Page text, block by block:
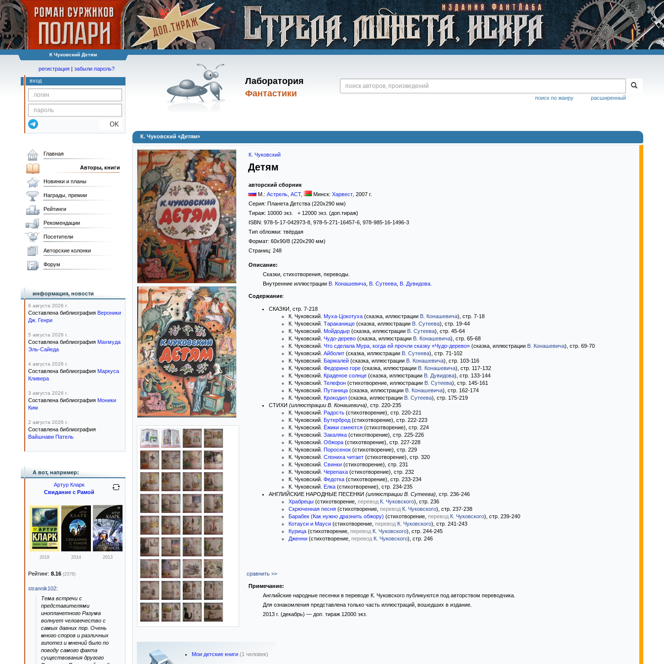
К Чуковский Детям
Лаборатория
Фантастики
расширенный
поиск по жанру
регистрация | забыли пароль?
вход
OK
К. Чуковский «Детям»
К. Чуковский
Детям
авторский сборник
М.: Астрель АСТ, Минск: Харвест 2007 г.
Серия: Планета Детства (220x290 мм)
Тираж: 10000 экз. + 12000 экз. (доп.тираж)
ISBN: 978-5-17-042973-8, 978-5-271-16457-6, 978-985-16-1496-3
Тип обложки: твёрдая
Формат: 60x90/8 (220x290 мм)
Страниц: 248
Описание:
Сказки, стихотворения, переводы.
Внутренние иллюстрации В. Конашевича, В. Сутеева, В. Дувидова.
Содержание:
СКАЗКИ, стр. 7-218
К. Чуковский. Муха-Цокотуха (сказка, иллюстрации В. Конашевича), стр. 7-18
К. Чуковский. Тараканище (сказка, иллюстрации В. Сутеева), стр. 19-44
К. Чуковский. Мойдодыр (сказка, иллюстрации В. Сутеева), стр. 45-64
К. Чуковский. Чудо-дерево (сказка, иллюстрации В. Конашевича), стр. 65-68
К. Чуковский. Что сделала Мура, когда ей прочли сказку «Чудо-дерево» (сказка, иллюстрации В. Конашевича), стр. 69-70
К. Чуковский. Айболит (сказка, иллюстрации В. Сутеева), стр. 71-102
К. Чуковский. Бармалей (сказка, иллюстрации В. Конашевича), стр. 103-116
К. Чуковский. Федорино горе (сказка, иллюстрации В. Конашевича), стр. 117-132
К. Чуковский. Краденое солнце (сказка, иллюстрации В. Дувидова), стр. 133-144
К. Чуковский. Телефон (стихотворение, иллюстрации В. Сутеева), стр. 145-161
К. Чуковский. Путаница (сказка, иллюстрации В. Конашевича), стр. 162-174
К. Чуковский. Крокодил (сказка, иллюстрации В. Сутеева), стр. 175-219
СТИХИ (иллюстрации В. Конашевича) , стр. 220-235
К. Чуковский. Радость (стихотворение), стр. 220-221
К. Чуковский. Бутерброд (стихотворение), стр. 222-223
К. Чуковский. Ёжики смеются (стихотворение), стр. 224
К. Чуковский. Закаляка (стихотворение), стр. 225-226
К. Чуковский. Обжора (стихотворение), стр. 227-228
К. Чуковский. Поросенок (стихотворение), стр. 229
К. Чуковский. Слониха читает (стихотворение), стр. 320
К. Чуковский. Свинки (стихотворение), стр. 231
К. Чуковский. Черепаха (стихотворение), стр. 232
К. Чуковский. Федотка (стихотворение), стр. 233-234
К. Чуковский. Елка (стихотворение), стр. 234-235
АНГЛИЙСКИЕ НАРОДНЫЕ ПЕСЕНКИ (иллюстрации В. Сутеева) , стр. 236-246
Храбрецы (стихотворение, перевод К. Чуковского), стр. 236
Скрюченная песня (стихотворение, перевод К. Чуковского), стр. 237-238
Барабек (Как нужно дразнить обжору) (стихотворение, перевод К. Чуковского), стр. 239-240
Котауси и Мауси (стихотворение, перевод К. Чуковского), стр. 241-243
Курица (стихотворение, перевод К. Чуковского), стр. 244-245
Дженни (стихотворение, перевод К. Чуковского), стр. 246
сравнить >>
Примечание:
Английские народные песенки в переводе К. Чуковского публикуются под авторством переводчика.
Для ознакомления представлена только часть иллюстраций, вошедших в издание.
2013 г. (декабрь) — доп. тираж 12000 экз.
Мои детские книги (1 человек)
Главная
Авторы, книги
Новинки и планы
Награды, премии
Рейтинги
Рекомендации
Посетители
Авторские колонки
Форум
информация, новости
6 августа 2026 г.
Составлена библиография Вероники
Дж. Генри
5 августа 2026 г.
Составлена библиография Махмуда
Эль-Сайеда
4 августа 2026 г.
Составлена библиография Маркуса
Кливера
3 августа 2026 г.
Составлена библиография Моники
Ким
2 августа 2026 г.
Составлена библиография
Вайшнави Патель
А вот, например:
Артур Кларк
Свидание с Рамой
2018 2014 2013
Рейтинг: 8.16 (2376)
strannik102:
Тема встречи с
представителями
инопланетного Разума
волнует человечество с
самых давних пор. Очень
много споров и различных
гипотез и мнений было по
поводу самого факта
существования другого